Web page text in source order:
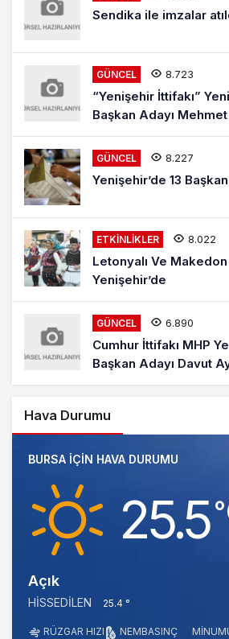
Sendika ile imzalar
GÜNCEL 8.723
“Yenişehir İttifakı”
Başkan
GÜNCEL 8.227
Yenişehir’de 13
ETKINLIKLER 8.022
Letonyalı Ve Makedon
Yenişehir’de
GÜNCEL 6.890
Cumhur İttifakı MHP
Başkan Adayı Davut
Hava Durumu
BURSA IÇIN HAVA DURUMU
25.5
Açık
HISSEDILEN 25.4 °
RÜZGAR HIZI NEMBASINÇ